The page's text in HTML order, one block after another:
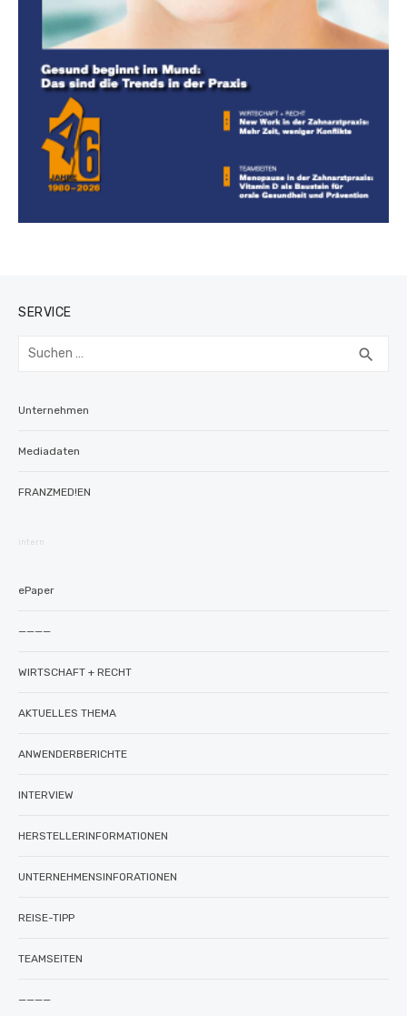
SERVICE
Suchen
search
Unternehmen
Mediadaten
FRANZMED!EN
intern
ePaper
————
WIRTSCHAFT + RECHT
AKTUELLES THEMA
ANWENDERBERICHTE
INTERVIEW
HERSTELLERINFORMATIONEN
UNTERNEHMENSINFORATIONEN
REISE-TIPP
TEAMSEITEN
————